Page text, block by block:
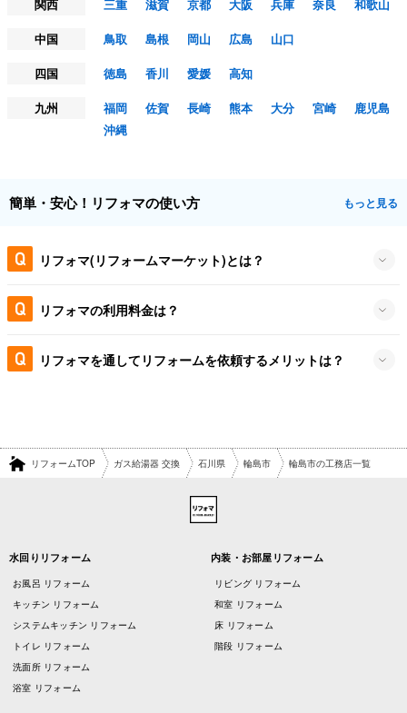
関西 三重 滋賀 京都 大阪 兵庫 奈良
和歌山
中国
鳥取 島根 岡山 広島
山口
四国
徳島 香川 愛媛
高知
九州
福岡 佐賀 長崎 熊本 大分 宮崎
鹿児島
沖縄
簡単・安心！リフォマの使い方 もっと見る
リフォマ(リフォームマーケット)とは？
リフォマの利用料金は？
リフォマを通してリフォームを依頼するメリットは？
リフォームTOP ガス給湯器 交換 石川県 輪島市 輪島市の工務店一覧
水回りリフォーム
お風呂 リフォーム
キッチン リフォーム
システムキッチン リフォーム
トイレ リフォーム
洗面所 リフォーム
浴室 リフォーム
内装・お部屋リフォーム
リビング リフォーム
和室 リフォーム
床 リフォーム
階段 リフォーム